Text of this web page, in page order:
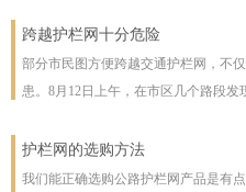
受压力也不至发生松动变形现象。该
等特点，具有一般钢丝网都不具备的
缺点，一次安装永不松动，是保护草
跨越护栏网十分危险
部分市民图方便跨越交通护栏网，不
患。8月12日上午，在市区几个路段
护栏网，东西过往的车辆从其身旁疾
交通护栏网;10时32分，两名女子在七
护栏网的选购方法
我们能正确选购公路护栏网产品是有